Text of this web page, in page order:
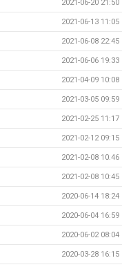
2021-06-20 21:50
2021-06-13 11:05
2021-06-08 22:45
2021-06-06 19:33
2021-04-09 10:08
2021-03-05 09:59
2021-02-25 11:17
2021-02-12 09:15
2021-02-08 10:46
2021-02-08 10:45
2020-06-14 18:24
2020-06-04 16:59
2020-06-02 08:04
2020-03-28 16:15